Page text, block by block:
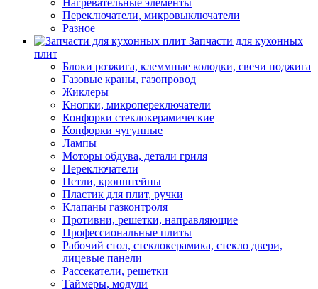
Нагревательные элементы
Переключатели, микровыключатели
Разное
Запчасти для кухонных
плит
Блоки розжига, клеммные колодки, свечи поджига
Газовые краны, газопровод
Жиклеры
Кнопки, микропереключатели
Конфорки стеклокерамические
Конфорки чугунные
Лампы
Моторы обдува, детали гриля
Переключатели
Петли, кронштейны
Пластик для плит, ручки
Клапаны газконтроля
Противни, решетки, направляющие
Профессиональные плиты
Рабочий стол, стеклокерамика, стекло двери,
лицевые панели
Рассекатели, решетки
Таймеры, модули